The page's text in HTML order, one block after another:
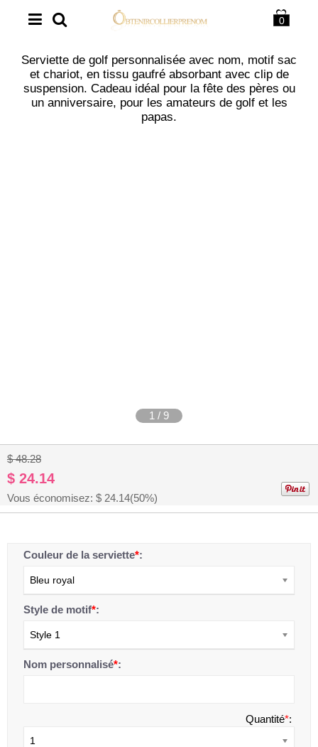
0
Serviette de golf personnalisée avec nom, motif sac
et chariot, en tissu gaufré absorbant avec clip de
suspension. Cadeau idéal pour la fête des pères ou
un anniversaire, pour les amateurs de golf et les
papas.
1 / 9
$ 48.28
$ 24.14
Vous économisez: $ 24.14(50%)
Couleur de la serviette*:
Bleu royal
Style de motif*:
Style 1
Nom personnalisé*:
Quantité*:
1